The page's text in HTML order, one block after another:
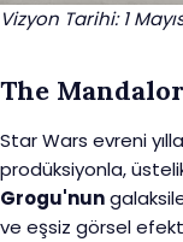
Vizyon Tarihi: 1
The
Star Wars evreni
prodüksiyonla,
Grogu'nun
ve eşsiz görsel